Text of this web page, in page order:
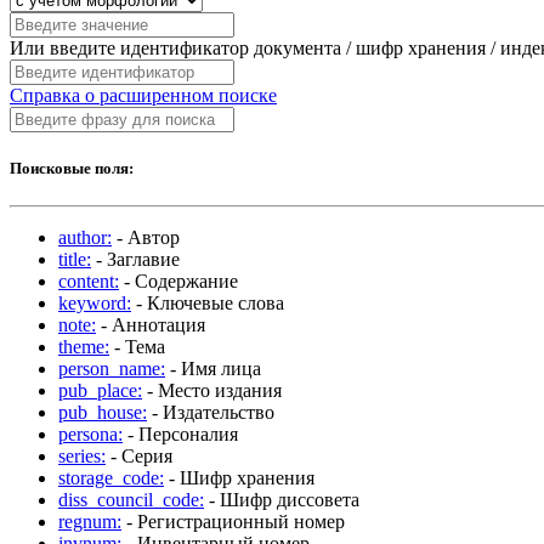
Или введите идентификатор документа / шифр хранения /
Справка о расширенном поиске
Поисковые поля:
author: - Автор
title: - Заглавие
content: - Содержание
keyword: - Ключевые слова
note: - Аннотация
theme: - Тема
person_name: - Имя лица
pub_place: - Место издания
pub_house: - Издательство
persona: - Персоналия
series: - Серия
storage_code: - Шифр хранения
diss_council_code: - Шифр диссовета
regnum: - Регистрационный номер